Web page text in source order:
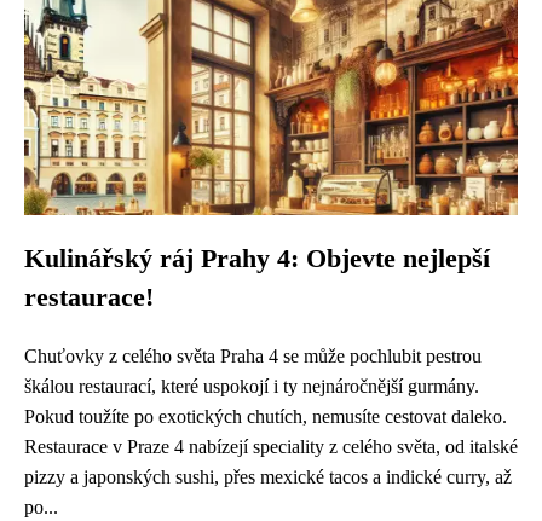
Kulinářský ráj Prahy 4: Objevte nejlepší
restaurace!
Chuťovky z celého světa Praha 4 se může pochlubit pestrou
škálou restaurací, které uspokojí i ty nejnáročnější gurmány.
Pokud toužíte po exotických chutích, nemusíte cestovat daleko.
Restaurace v Praze 4 nabízejí speciality z celého světa, od italské
pizzy a japonských sushi, přes mexické tacos a indické curry, až
po...